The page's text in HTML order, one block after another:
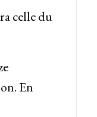
celle du
En